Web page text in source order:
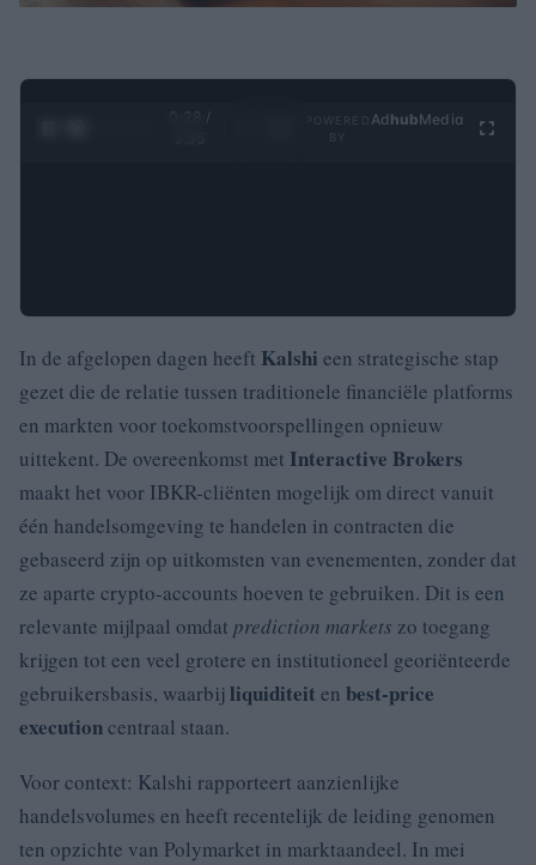
0:29 /
Ad hubMedia
In de afgelopen dagen heeft Kalshi een strategische stap
gezet die de relatie tussen traditionele financiële platforms
en markten voor toekomstvoorspellingen opnieuw
uittekent. De overeenkomst met Interactive Brokers
maakt het voor IBKR-cliënten mogelijk om direct vanuit
één handelsomgeving te handelen in contracten die
gebaseerd zijn op uitkomsten van evenementen, zonder dat
ze aparte crypto-accounts hoeven te gebruiken. Dit is een
relevante mijlpaal omdat prediction markets zo toegang
krijgen tot een veel grotere en institutioneel georiënteerde
gebruikersbasis, waarbijliquiditeit en best-price
executioncentraal staan.
Voor context: Kalshi rapporteert aanzienlijke
handelsvolumes en heeft recentelijk de leiding genomen
ten opzichte van Polymarket in marktaandeel. In mei